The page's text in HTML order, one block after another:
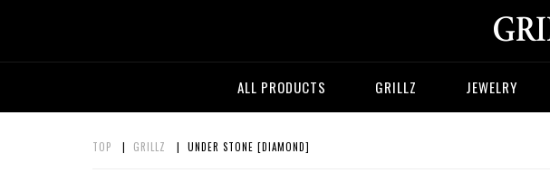
ALL PRODUCTS GRILLZ JEWELRY
TOP | GRILLZ | UNDER STONE [DIAMOND]